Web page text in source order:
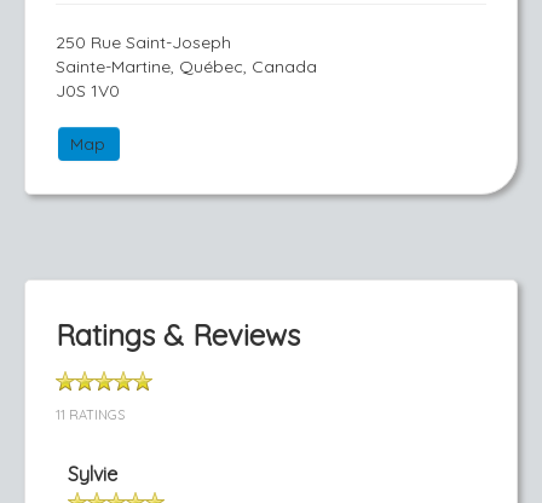
250 Rue Saint-Joseph
Sainte-Martine, Québec, Canada
J0S 1V0
Map
Ratings & Reviews
11 RATINGS
Sylvie